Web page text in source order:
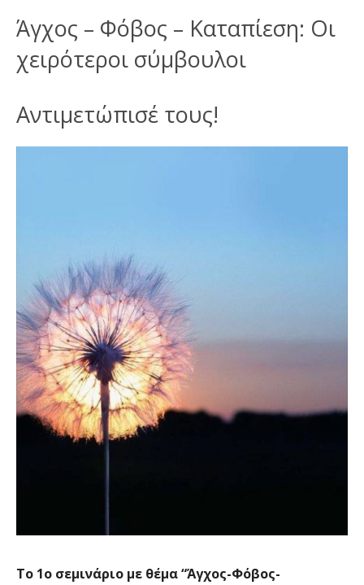
Άγχος – Φόβος – Καταπίεση: Οι
χειρότεροι σύμβουλοι
Αντιμετώπισέ τους!
Το 1ο σεμινάριο με θέμα “Άγχος-Φόβος-